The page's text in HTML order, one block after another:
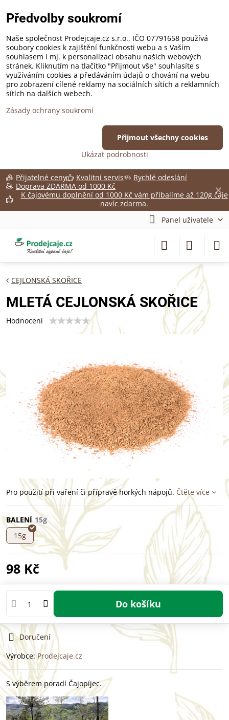
✕
Přijatelné ceny Kvalitní servis
Rychlé odeslání
Doprava ZDARMA od 1000 Kč
K čajovému doplnění od 1000 Kč vám přibalíme až 120g čaje
navíc zdarma.
Panel uživatele
CEJLONSKÁ SKOŘICE
MLETÁ CEJLONSKÁ SKOŘICE
Hodnocení
Pro použití při vaření či přípravě horkých nápojů. Čtěte více
BALENÍ
15g
98 Kč
Do košíku
Doručení
Výrobce:Prodejcaje.cz
S výběrem poradí Čajopíjec.
Předvolby soukromí
Naše společnost Prodejcaje.cz s.r.o., IČO 07791658 používá
soubory cookies k zajištění funkčnosti webu a s Vaším
souhlasem i mj. k personalizaci obsahu našich webových
stránek. Kliknutím na tlačítko "Přijmout vše" souhlasíte s
využíváním cookies a předáváním údajů o chování na webu
pro zobrazení cílené reklamy na sociálních sítích a reklamních
sítích na dalších webech.
Zásady ochrany soukromí
Ukázat podrobnosti
Přijmout všechny cookies